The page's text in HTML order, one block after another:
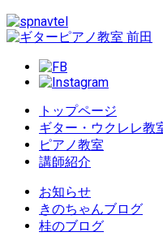
トップページ
ギター・ウクレレ教
ピアノ教室
講師紹介
お知らせ
きのちゃんブログ
桂のブログ